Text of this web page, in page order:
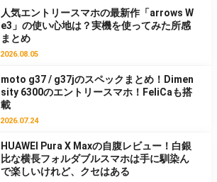
人気エントリースマホの最新作「arrows W
e3」の使い心地は？実機を使ってみた所感
まとめ
2026.08.05
moto g37 / g37jのスペックまとめ！Dimen
sity 6300のエントリースマホ！FeliCaも搭
載
2026.07.24
HUAWEI Pura X Maxの自腹レビュー！白銀
比な横長フォルダブルスマホは手に馴染ん
で楽しいけれど、クセはある